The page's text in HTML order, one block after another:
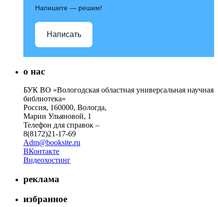
Напишите — решим!
Написать
о нас
БУК ВО «Вологодская областная универсальная научная
библиотека»
Россия, 160000, Вологда,
Марии Ульяновой, 1
Телефон для справок –
8(8172)21-17-69
Adm@booksite.ru
ВКонтакте
Видеохостинг
реклама
избранное